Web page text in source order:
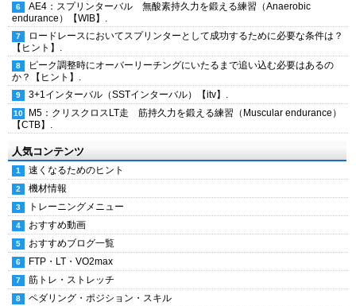
AE4：スプリンターバル 無酸素持久力を鍛える練習（Anaerobic
endurance）【WIB】.
ロードレースにおいてスプリンターとして成功するために必要な条件は？
【ヒント】.
ピーク調整時にオーバーリーチングにいたるまで追い込む必要はあるの
か？【ヒント】.
3+1インターバル（SSTインターバル）【itv】.
M5：クリスクロスLT走 筋持久力を鍛える練習（Muscular endurance）
【CTB】.
人気コンテンツ
速くなるためのヒント
機材情報
トレーニングメニュー
おすすめ動画
おすすめブログ一覧
FTP・LT・VO2max
筋トレ・ストレッチ
ペダリング・ポジション・スキル